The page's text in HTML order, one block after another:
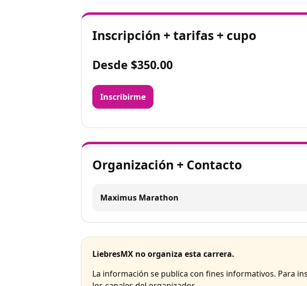
Inscripción + tarifas + cupo
Desde $350.00
Inscribirme
Organización + Contacto
Maximus Marathon
LiebresMX no organiza esta carrera.
La información se publica con fines informativos. Para